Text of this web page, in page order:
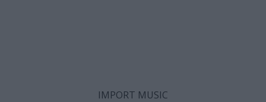
IMPORT MUSIC